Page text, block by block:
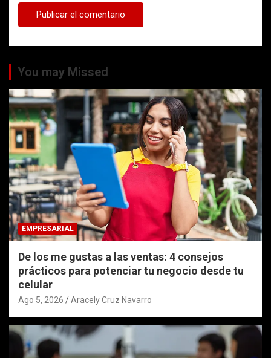
You may Missed
EMPRESARIAL
De los me gustas a las ventas: 4 consejos
prácticos para potenciar tu negocio desde tu
celular
Ago 5, 2026 Aracely Cruz Navarro